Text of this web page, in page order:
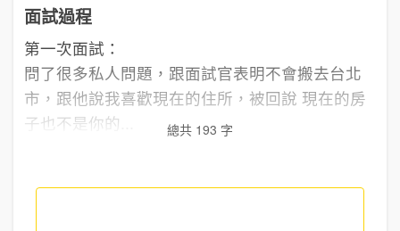
面試過程
第一次面試：
問了很多私人問題，跟面試官表明不會搬去台北
市，跟他說我喜歡現在的住所，被回說 現在的房
子也不是你的...
總共 193 字